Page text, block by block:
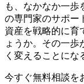
も、なかなか一歩
の専門家のサポー
資産を戦略的に育
ょうか。その一歩
く変えることにな
今すぐ無料相談を